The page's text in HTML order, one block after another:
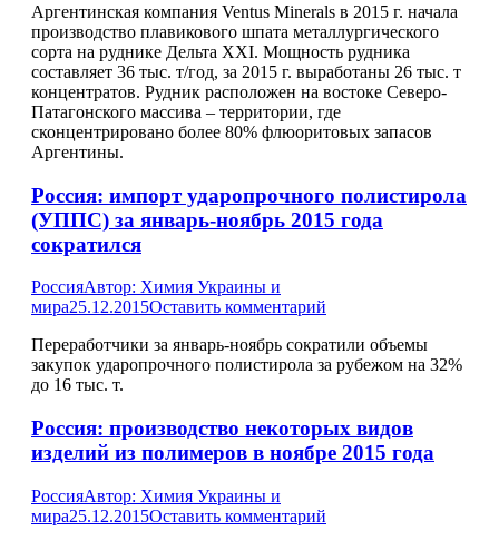
Аргентинская компания Ventus Minerals в 2015 г. начала
производство плавикового шпата металлургического
сорта на руднике Дельта ХХI. Мощность рудника
составляет 36 тыс. т/год, за 2015 г. выработаны 26 тыс. т
концентратов. Рудник расположен на востоке Северо-
Патагонского массива – территории, где
сконцентрировано более 80% флюоритовых запасов
Аргентины.
Россия: импорт ударопрочного полистирола
(УППС) за январь-ноябрь 2015 года
сократился
РоссияАвтор: Химия Украины и
мира25.12.2015Оставить комментарий
Переработчики за январь-ноябрь сократили объемы
закупок ударопрочного полистирола за рубежом на 32%
до 16 тыс. т.
Россия: производство некоторых видов
изделий из полимеров в ноябре 2015 года
РоссияАвтор: Химия Украины и
мира25.12.2015Оставить комментарий